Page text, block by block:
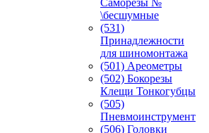
Саморезы №
\бесшумные
(531)
Принадлежности
для шиномонтажа
(501) Ареометры
(502) Бокорезы
Клещи Тонкогубцы
(505)
Пневмоинструмент
(506) Головки